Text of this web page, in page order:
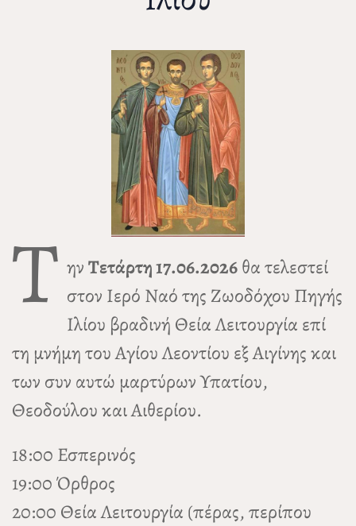
Τ ηνΤετάρτη 17.06.2026θα τελεστεί
στον Ιερό Ναό της Ζωοδόχου Πηγής
Ιλίου βραδινή Θεία Λειτουργία επί
τη μνήμη του Αγίου Λεοντίου εξ Αιγίνης και
των συν αυτώ μαρτύρων Υπατίου,
Θεοδούλου και Αιθερίου.
18:00 Εσπερινός
19:00 Όρθρος
20:00 Θεία Λειτουργία (πέρας, περίπου